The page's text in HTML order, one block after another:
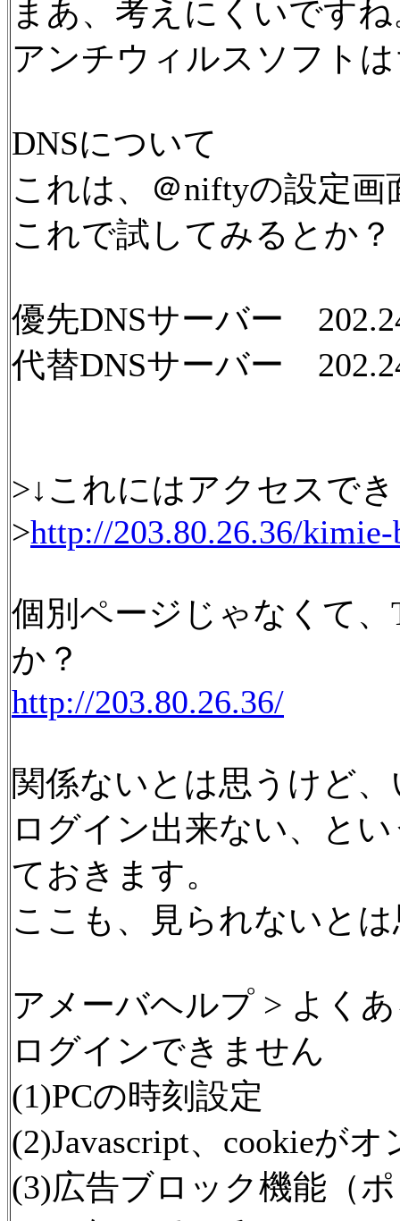
まあ、考えにくいです
アンチウィルスソフト
DNSについて
これは、＠niftyの設定
これで試してみるとか？
優先DNSサーバー
代替DNSサーバー
>↓これにはアクセスで
>http://203.80.26.36/
個別ページじゃなくて
か？
http://203.80.26.36/
関係ないとは思うけど
ログイン出来ない、と
ておきます。
ここも、見られないと
アメーバヘルプ > よく
ログインできません
(1)PCの時刻設定
(2)Javascript、cookieが
(3)広告ブロック機能（